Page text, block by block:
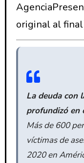
original al
La deuda con
profundizó en
Más de 600
víctimas de
2020 en